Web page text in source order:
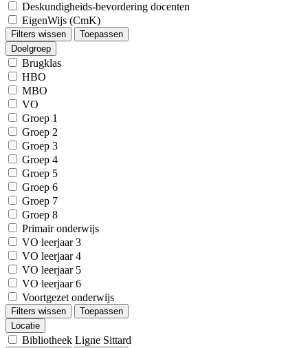
Deskundigheids-bevordering docenten
EigenWijs (CmK)
Filters wissen
Toepassen
Doelgroep
Brugklas
HBO
MBO
VO
Groep 1
Groep 2
Groep 3
Groep 4
Groep 5
Groep 6
Groep 7
Groep 8
Primair onderwijs
VO leerjaar 3
VO leerjaar 4
VO leerjaar 5
VO leerjaar 6
Voortgezet onderwijs
Filters wissen
Toepassen
Locatie
Bibliotheek Ligne Sittard